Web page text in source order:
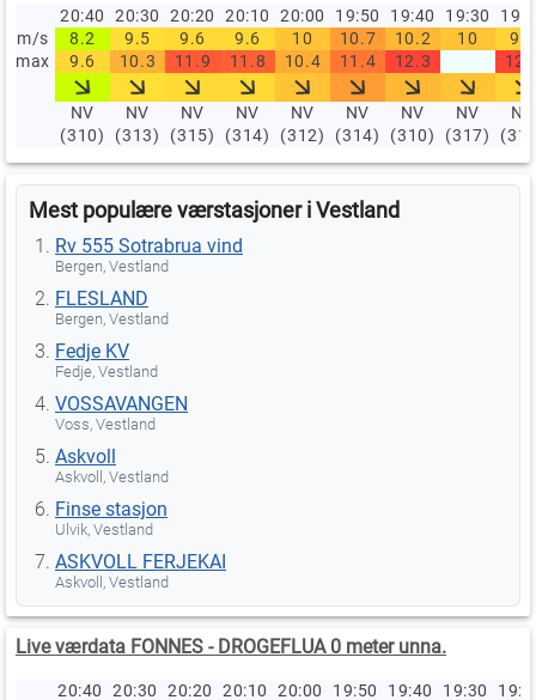
20:40 20:30 20:20 20:10 20:00 19:50 19:40 19:30
m/s
8.2 9.5 9.6 9.6 10 10.7 10.2 10
9.7
max
9.6 10.3 11.9 11.8 10.4 11.4 12.3
NV
(310)
NV
(313)
NV
(315)
NV
(314)
NV
(312)
NV
(314)
NV
(310)
NV
(317)
NV
Mest populære værstasjoner i Vestland
Rv 555 Sotrabrua vind
Bergen, Vestland
FLESLAND
Bergen, Vestland
Fedje KV
Fedje, Vestland
VOSSAVANGEN
Voss, Vestland
Askvoll
Askvoll, Vestland
Finse stasjon
Ulvik, Vestland
ASKVOLL FERJEKAI
Askvoll, Vestland
Live værdata FONNES - DROGEFLUA 0 meter unna.
20:40 20:30 20:20 20:10 20:00 19:50 19:40 19:30